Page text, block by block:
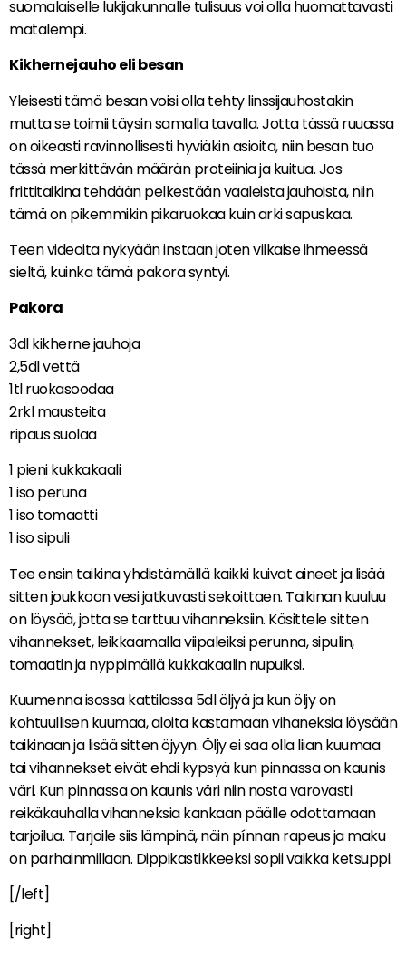
suomalaiselle lukijakunnalle tulisuus voi olla huomattavasti
matalempi.
Kikhernejauho eli besan
Yleisesti tämä besan voisi olla tehty linssijauhostakin
mutta se toimii täysin samalla tavalla. Jotta tässä ruuassa
on oikeasti ravinnollisesti hyviäkin asioita, niin besan tuo
tässä merkittävän määrän proteiinia ja kuitua. Jos
frittitaikina tehdään pelkestään vaaleista jauhoista, niin
tämä on pikemmikin pikaruokaa kuin arki sapuskaa.
Teen videoita nykyään instaan joten vilkaise ihmeessä
sieltä, kuinka tämä pakora syntyi.
Pakora
3dl kikherne jauhoja
2,5dl vettä
1tl ruokasoodaa
2rkl mausteita
ripaus suolaa
1 pieni kukkakaali
1 iso peruna
1 iso tomaatti
1 iso sipuli
Tee ensin taikina yhdistämällä kaikki kuivat aineet ja lisää
sitten joukkoon vesi jatkuvasti sekoittaen. Taikinan kuuluu
on löysää, jotta se tarttuu vihanneksiin. Käsittele sitten
vihannekset, leikkaamalla viipaleiksi perunna, sipulin,
tomaatin ja nyppimällä kukkakaalin nupuiksi.
Kuumenna isossa kattilassa 5dl öljyä ja kun öljy on
kohtuullisen kuumaa, aloita kastamaan vihaneksia löysään
taikinaan ja lisää sitten öjyyn. Öljy ei saa olla liian kuumaa
tai vihannekset eivät ehdi kypsyä kun pinnassa on kaunis
väri. Kun pinnassa on kaunis väri niin nosta varovasti
reikäkauhalla vihanneksia kankaan päälle odottamaan
tarjoilua. Tarjoile siis lämpinä, näin pínnan rapeus ja maku
on parhainmillaan. Dippikastikkeeksi sopii vaikka ketsuppi.
[/left]
[right]